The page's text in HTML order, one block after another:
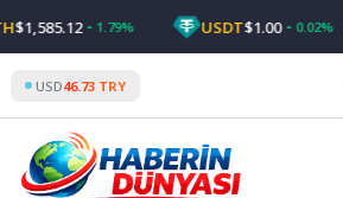
to
content
1.79% USDT$1.00 0.02%
USD46.73 TRY